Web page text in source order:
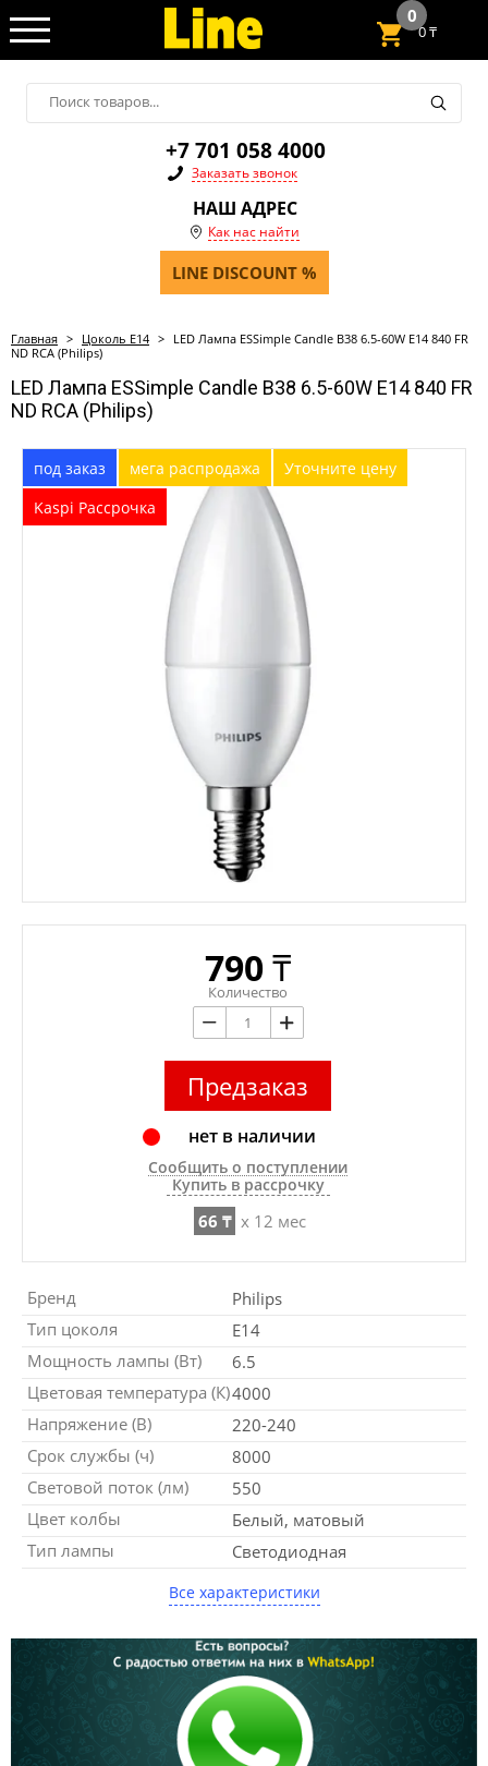
0
0₸
+7 701 058 4000
Заказать звонок
НАШ АДРЕС
Как нас найти
LINE DISCOUNT %
Главная > Цоколь Е14 > LED Лампа ESSimple Candle B38 6.5-60W E14 840 FR
ND RCA (Philips)
LED Лампа ESSimple Candle B38 6.5-60W E14 840 FR
ND RCA (Philips)
под заказ мега распродажа
Уточните цену
Kaspi Рассрочка
790₸
Количество
Предзаказ
нет в наличии
Сообщить о поступлении
Купить в рассрочку
66 ₸ x 12 мес
Бренд
Philips
Тип цоколя
E14
Мощность лампы (Вт)
6.5
Цветовая температура (К)4000
Напряжение (В)
220-240
Срок службы (ч)
8000
Световой поток (лм)
550
Цвет колбы
Белый, матовый
Тип лампы
Светодиодная
Все характеристики